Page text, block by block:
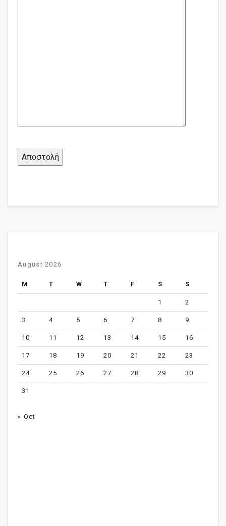
August 2026
M T W T F S S
1 2
3 4 5 6 7 8 9
10 11 12 13 14 15 16
17 18 19 20 21 22 23
24 25 26 27 28 29 30
31
« Oct